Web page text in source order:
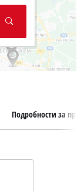
Подробности за